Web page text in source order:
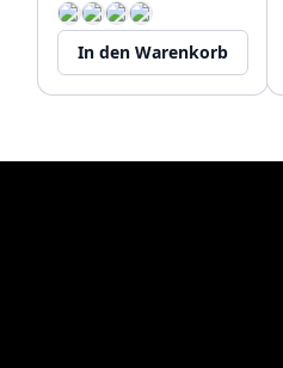
In den Warenkorb